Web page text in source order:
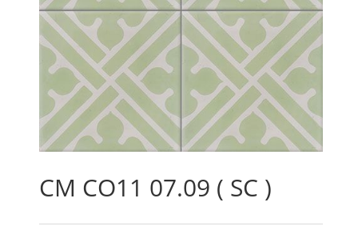
CM CO11 07.09 ( SC )